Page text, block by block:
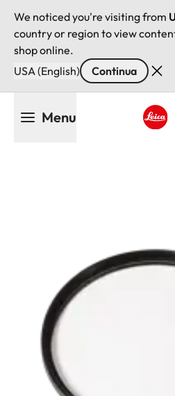
We noticed you're visiting from
country or region to view
shop online.
USA (English)
Continua
Menu